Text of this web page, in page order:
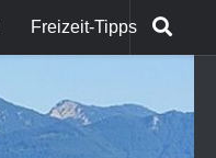
Freizeit-Tipps